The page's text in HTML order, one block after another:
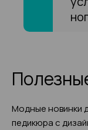
Модные новинки
педикюра с